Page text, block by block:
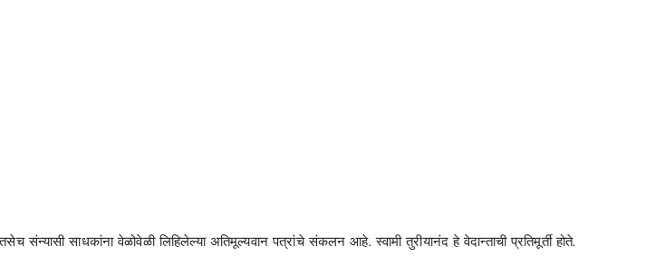
संन्यासी साधकांना वेळोवेळी लिहिलेल्या अतिमूल्यवान पत्रांचे संकलन आहे. स्वामी तुरीयानंद हे वेदान्ताची प्रतिमूर्ती होते.